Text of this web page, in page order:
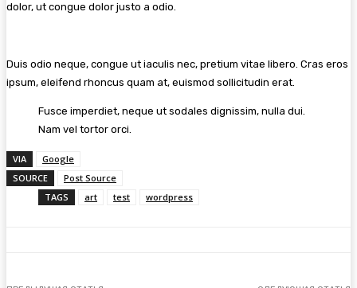
dolor, ut congue dolor justo a odio.
Duis odio neque, congue ut iaculis nec, pretium vitae libero. Cras eros
ipsum, eleifend rhoncus quam at, euismod sollicitudin erat.
Fusce imperdiet, neque ut sodales dignissim, nulla dui.
Nam vel tortor orci.
VIA
Google
SOURCE
Post Source
TAGS
art test wordpress